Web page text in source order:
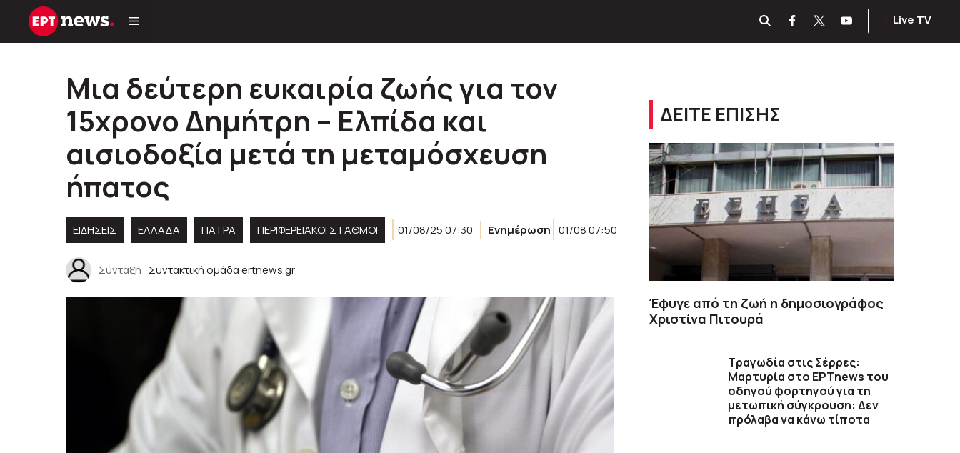
Μετάβαση
Live TV
Μια δεύτερη ευκαιρία ζωής για τον
15χρονο Δημήτρη – Ελπίδα και
αισιοδοξία μετά τη μεταμόσχευση
ήπατος
ΕΙΔΗΣΕΙΣ ΕΛΛΑΔΑ ΠΑΤΡΑ ΠΕΡΙΦΕΡΕΙΑΚΟΊ ΣΤΑΘΜΟΊ 01/08/25 07:30 Ενημέρωση 01/08 07:50
Σύνταξη Συντακτική ομάδα ertnews.gr
ΔΕΙΤΕ ΕΠΙΣΗΣ
Έφυγε από τη ζωή η δημοσιογράφος
Χριστίνα Πιτουρά
Τραγωδία στις Σέρρες:
Μαρτυρία στο ΕΡΤnews του
οδηγού φορτηγού για τη
μετωπική σύγκρουση: Δεν
πρόλαβα να κάνω τίποτα